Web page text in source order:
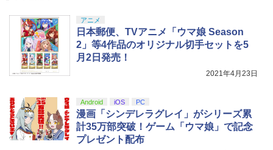
アニメ
日本郵便、TVアニメ「ウマ娘 Season
2」等4作品のオリジナル切手セットを5
月2日発売！
2021年4月23日
Android iOS PC
漫画「シンデレラグレイ」がシリーズ累
計35万部突破！ゲーム「ウマ娘」で記念
プレゼント配布